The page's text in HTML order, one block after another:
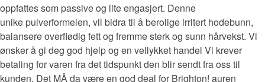
oppfattes som passive og lite engasjert. Denne
unike pulverformelen, vil bidra til å berolige irritert hodebunn,
balansere overflødig fett og fremme sterk og sunn hårvekst. Vi
ønsker å gi deg god hjelp og en vellykket handel Vi krever
betaling for varen fra det tidspunkt den blir sendt fra oss til
kunden. Det MÅ da være en god deal for Brighton! auren